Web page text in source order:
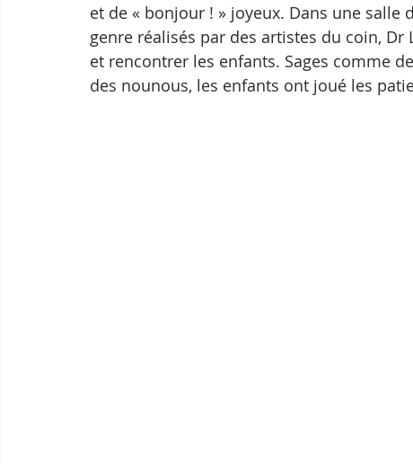
et de « bonjour ! » joyeux. Dans une
genre réalisés par des artistes du coin,
et rencontrer les enfants. Sages comme
des nounous, les enfants ont joué les